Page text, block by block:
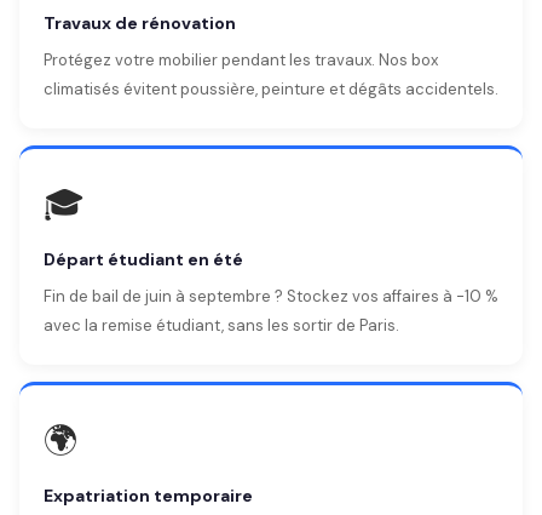
Travaux de rénovation
Protégez votre mobilier pendant les travaux. Nos box
climatisés évitent poussière, peinture et dégâts accidentels.
🎓
Départ étudiant en été
Fin de bail de juin à septembre ? Stockez vos affaires à -10 %
avec la remise étudiant, sans les sortir de Paris.
🌍
Expatriation temporaire